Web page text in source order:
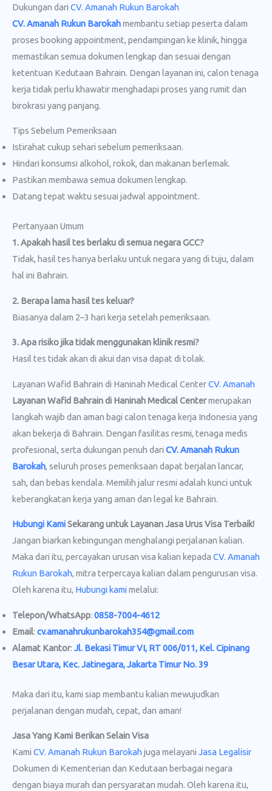
Dukungan dari CV. Amanah Rukun Barokah
CV. Amanah Rukun Barokahmembantu setiap peserta dalam
proses booking appointment, pendampingan ke klinik, hingga
memastikan semua dokumen lengkap dan sesuai dengan
ketentuan Kedutaan Bahrain. Dengan layanan ini, calon tenaga
kerja tidak perlu khawatir menghadapi proses yang rumit dan
birokrasi yang panjang.
Tips Sebelum Pemeriksaan
Istirahat cukup sehari sebelum pemeriksaan.
Hindari konsumsi alkohol, rokok, dan makanan berlemak.
Pastikan membawa semua dokumen lengkap.
Datang tepat waktu sesuai jadwal appointment.
Pertanyaan Umum
1. Apakah hasil tes berlaku di semua negara GCC?
Tidak, hasil tes hanya berlaku untuk negara yang di tuju, dalam
hal ini Bahrain.
2. Berapa lama hasil tes keluar?
Biasanya dalam 2–3 hari kerja setelah pemeriksaan.
3. Apa risiko jika tidak menggunakan klinik resmi?
Hasil tes tidak akan di akui dan visa dapat di tolak.
Layanan Wafid Bahrain di Haninah Medical CenterCV. Amanah
Layanan Wafid Bahrain di Haninah Medical Centermerupakan
langkah wajib dan aman bagi calon tenaga kerja Indonesia yang
akan bekerja di Bahrain. Dengan fasilitas resmi, tenaga medis
profesional, serta dukungan penuh dari CV. Amanah Rukun
Barokah, seluruh proses pemeriksaan dapat berjalan lancar,
sah, dan bebas kendala. Memilih jalur resmi adalah kunci untuk
keberangkatan kerja yang aman dan legal ke Bahrain.
Hubungi KamiSekarang untuk Layanan Jasa Urus Visa Terbaik!
Jangan biarkan kebingungan menghalangi perjalanan kalian.
Maka dari itu, percayakan urusan visa kalian kepada CV. Amanah
Rukun Barokah, mitra terpercaya kalian dalam pengurusan visa.
Oleh karena itu, Hubungi kamimelalui:
Telepon/WhatsApp: 0858-7004-4612
Email: cv.amanahrukunbarokah354@gmail.com
Alamat Kantor: Jl. Bekasi Timur VI, RT 006/011, Kel. Cipinang
Besar Utara, Kec. Jatinegara, Jakarta Timur No. 39
Maka dari itu, kami siap membantu kalian mewujudkan
perjalanan dengan mudah, cepat, dan aman!
Jasa Yang Kami Berikan Selain Visa
Kami CV. Amanah Rukun Barokah juga melayani Jasa Legalisir
Dokumen di Kementerian dan Kedutaan berbagai negara
dengan biaya murah dan persyaratan mudah. Oleh karena itu,